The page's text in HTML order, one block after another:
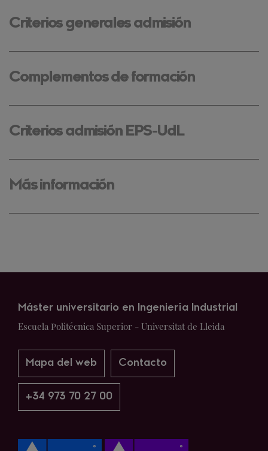
Criterios generales admisión
Complementos de formación
Criterios admisión EPS-UdL
Más información
Máster universitario en Ingeniería Industrial
Escuela Politécnica Superior - Universitat de Lleida
Mapa del web Contacto
+34 973 70 27 00